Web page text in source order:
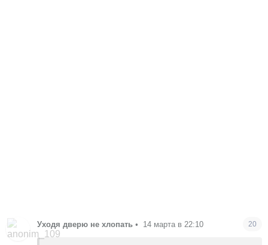
Уходя дверю не хлопать • 14 марта в 22:10 20